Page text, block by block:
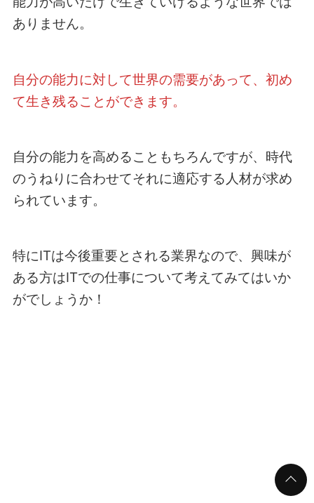
ありません。
自分の能力に対して世界の需要があって、初め
て生き残ることができます。
自分の能力を高めることもちろんですが、時代
のうねりに合わせてそれに適応する人材が求め
られています。
特にITは今後重要とされる業界なので、興味が
ある方はITでの仕事について考えてみてはいか
がでしょうか！